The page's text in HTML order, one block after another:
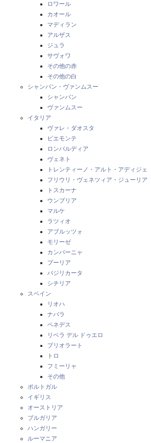
ロワール
カオール
マディラン
アルザス
ジュラ
サヴォワ
その他の赤
その他の白
シャンパン・ヴァンムスー
シャンパン
ヴァンムスー
イタリア
ヴァレ・ダオスタ
ピエモンテ
ロンバルディア
ヴェネト
トレンティーノ・アルト・アディジェ
フリウリ・ヴェネツィア・ジューリア
トスカーナ
ウンブリア
マルケ
ラツィオ
アブルッツォ
モリーゼ
カンパーニャ
プーリア
バジリカータ
シチリア
スペイン
リオハ
ナバラ
ペネデス
リベラ デル ドゥエロ
プリオラート
トロ
フミーリャ
その他
ポルトガル
イギリス
オーストリア
ブルガリア
ハンガリー
ルーマニア